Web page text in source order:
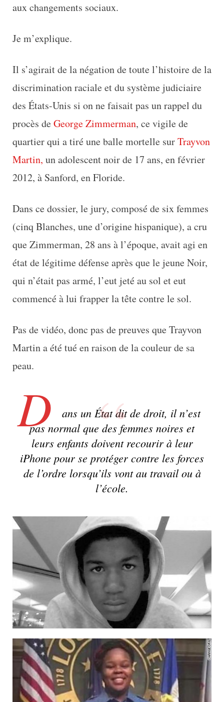
aux changements sociaux.
Je m’explique.
Il s’agirait de la négation de toute l’histoire de la
discrimination raciale et du système judiciaire
des États-Unis si on ne faisait pas un rappel du
procès deGeorge Zimmerman, ce vigile de
quartier qui a tiré une balle mortelle surTrayvon
Martin, un adolescent noir de 17 ans, en février
2012, à Sanford, en Floride.
Dans ce dossier, le jury, composé de six femmes
(cinq Blanches, une d’origine hispanique), a cru
que Zimmerman, 28 ans à l’époque, avait agi en
état de légitime défense après que le jeune Noir,
qui n’était pas armé, l’eut jeté au sol et eut
commencé à lui frapper la tête contre le sol.
Pas de vidéo, donc pas de preuves que Trayvon
Martin a été tué en raison de la couleur de sa
peau.
D
ans un État dit de droit, il n’est
pas normal que des femmes noires et
leurs enfants doivent recourir à leur
iPhone pour se protéger contre les forces
de l’ordre lorsqu’ils vont au travail ou à
l’école.